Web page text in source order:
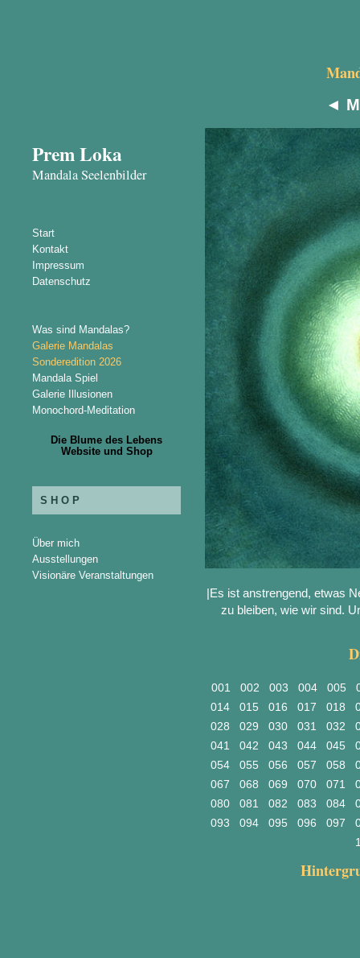
Prem Loka
Mandala Seelenbilder
Start
Kontakt
Impressum
Datenschutz
Was sind Mandalas?
Galerie Mandalas
Sonderedition 2026
Mandala Spiel
Galerie Illusionen
Monochord-Meditation
Die Blume des Lebens
Website und Shop
SHOP
Über mich
Ausstellungen
Visionäre Veranstaltungen
◄
|Es ist anstrengend, etwas
zu bleiben, wie wir sind.
001 002 003 004 005
014
015 016 017 018
028
029 030 031 032
041
042 043 044 045
054
055 056 057 058
067
068 069 070 071
080
081 082 083 084
093
094 095 096 097